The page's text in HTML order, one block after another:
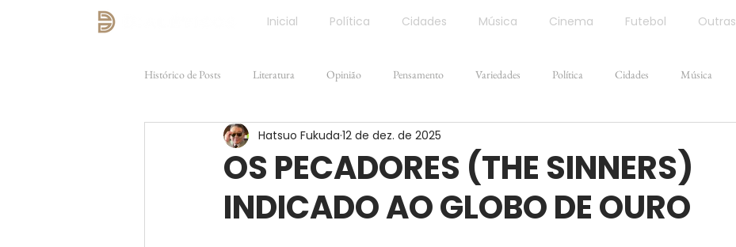
Inicial Política Cidades Música Cinema Futebol
Histórico de Posts Literatura Opinião Pensamento Variedades Política Cidades Música
Direito e Justiça FILOSOFIA
OS PECADORES (THE SINNERS)
INDICADO AO GLOBO DE OURO
Hatsuo Fukuda 12 de dez. de 2025